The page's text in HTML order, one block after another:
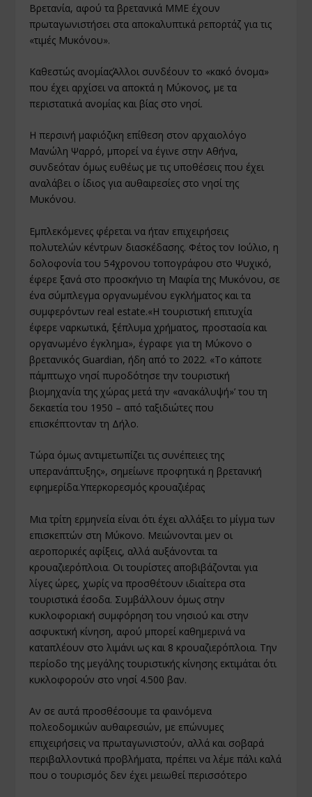
Βρετανία, αφού τα βρετανικά ΜΜΕ έχουν
πρωταγωνιστήσει στα αποκαλυπτικά ρεπορτάζ για τις
«τιμές Μυκόνου».
Καθεστώς ανομίαςΆλλοι συνδέουν το «κακό όνομα»
που έχει αρχίσει να αποκτά η Μύκονος, με τα
περιστατικά ανομίας και βίας στο νησί.
Η περσινή μαφιόζικη επίθεση στον αρχαιολόγο
Μανώλη Ψαρρό, μπορεί να έγινε στην Αθήνα,
συνδεόταν όμως ευθέως με τις υποθέσεις που έχει
αναλάβει ο ίδιος για αυθαιρεσίες στο νησί της
Μυκόνου.
Εμπλεκόμενες φέρεται να ήταν επιχειρήσεις
πολυτελών κέντρων διασκέδασης. Φέτος τον Ιούλιο, η
δολοφονία του 54χρονου τοπογράφου στο Ψυχικό,
έφερε ξανά στο προσκήνιο τη Μαφία της Μυκόνου, σε
ένα σύμπλεγμα οργανωμένου εγκλήματος και τα
συμφερόντων real estate.«Η τουριστική επιτυχία
έφερε ναρκωτικά, ξέπλυμα χρήματος, προστασία και
οργανωμένο έγκλημα», έγραφε για τη Μύκονο ο
βρετανικός Guardian, ήδη από το 2022. «Το κάποτε
πάμπτωχο νησί πυροδότησε την τουριστική
βιομηχανία της χώρας μετά την «ανακάλυψή»’ του τη
δεκαετία του 1950 – από ταξιδιώτες που
επισκέπτονταν τη Δήλο.
Τώρα όμως αντιμετωπίζει τις συνέπειες της
υπερανάπτυξης», σημείωνε προφητικά η βρετανική
εφημερίδα.Υπερκορεσμός κρουαζιέρας
Μια τρίτη ερμηνεία είναι ότι έχει αλλάξει το μίγμα των
επισκεπτών στη Μύκονο. Μειώνονται μεν οι
αεροπορικές αφίξεις, αλλά αυξάνονται τα
κρουαζιερόπλοια. Οι τουρίστες αποβιβάζονται για
λίγες ώρες, χωρίς να προσθέτουν ιδιαίτερα στα
τουριστικά έσοδα. Συμβάλλουν όμως στην
κυκλοφοριακή συμφόρηση του νησιού και στην
ασφυκτική κίνηση, αφού μπορεί καθημερινά να
καταπλέουν στο λιμάνι ως και 8 κρουαζιερόπλοια. Την
περίοδο της μεγάλης τουριστικής κίνησης εκτιμάται ότι
κυκλοφορούν στο νησί 4.500 βαν.
Αν σε αυτά προσθέσουμε τα φαινόμενα
πολεοδομικών αυθαιρεσιών, με επώνυμες
επιχειρήσεις να πρωταγωνιστούν, αλλά και σοβαρά
περιβαλλοντικά προβλήματα, πρέπει να λέμε πάλι καλά
που ο τουρισμός δεν έχει μειωθεί περισσότερο